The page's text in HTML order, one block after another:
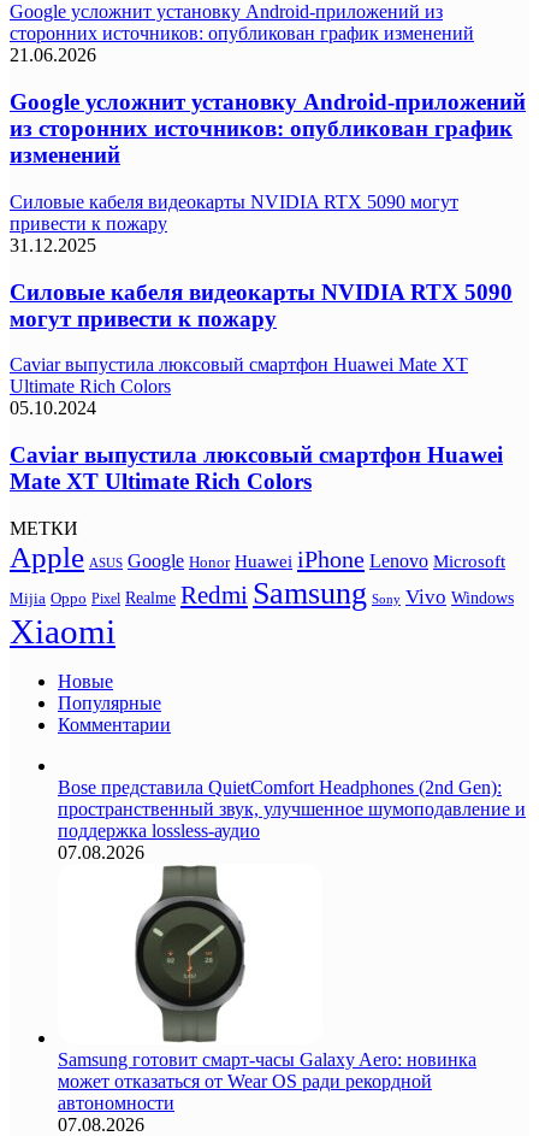
Google усложнит установку Android-приложений из
сторонних источников: опубликован график изменений
21.06.2026
Google усложнит установку Android-приложений
из сторонних источников: опубликован график
изменений
Силовые кабеля видеокарты NVIDIA RTX 5090 могут
привести к пожару
31.12.2025
Силовые кабеля видеокарты NVIDIA RTX 5090
могут привести к пожару
Caviar выпустила люксовый смартфон Huawei Mate XT
Ultimate Rich Colors
05.10.2024
Caviar выпустила люксовый смартфон Huawei
Mate XT Ultimate Rich Colors
МЕТКИ
Apple ASUS Google Honor Huawei iPhone Lenovo Microsoft
Mijia Oppo Pixel Realme Redmi Samsung Sony Vivo Windows
Xiaomi
Новые
Популярные
Комментарии
Bose представила QuietComfort Headphones (2nd Gen):
пространственный звук, улучшенное шумоподавление и
поддержка lossless-аудио
07.08.2026
Samsung готовит смарт-часы Galaxy Aero: новинка
может отказаться от Wear OS ради рекордной
автономности
07.08.2026